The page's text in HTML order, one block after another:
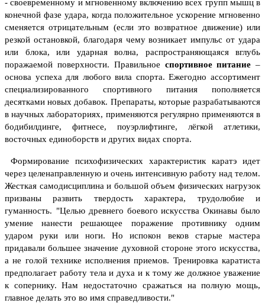
- своевременному и мгновенному включению всех групп мышц в
конечной фазе удара, когда положительное ускорение мгновенно
сменяется отрицательным (если это возвратное движение) или
резкой остановкой, благодаря чему возникает импульс от удара
или блока, или ударная волна, распространяющаяся вглубь
поражаемой поверхности. Правильное спортивное питание –
основа успеха для любого вила спорта. Ежегодно ассортимент
специализированного спортивного питания пополняется
десятками новых добавок. Препараты, которые разрабатываются
в научных лабораториях, применяются регулярно применяются в
бодибилдинге, фитнесе, поуэрлифтинге, лёгкой атлетики,
восточных единоборств и других видах спорта.
Формирование психофизических характеристик каратэ идет
через целенаправленную и очень интенсивную работу над телом.
Жесткая самодисциплина и большой объем физических нагрузок
призваны развить твердость характера, трудолюбие и
гуманность. "Целью древнего боевого искусства Окинавы было
умение нанести решающее поражение противнику одним
ударом руки или ноги. Но испокон веков старые мастера
придавали большее значение духовной стороне этого искусства,
а не голой технике исполнения приемов. Тренировка каратиста
предполагает работу тела и духа и к тому же должное уважение
к сопернику. Нам недостаточно сражаться на полную мощь,
главное делать это во имя справедливости."